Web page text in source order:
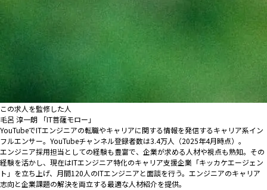
この求人を監修した人
毛呂 淳一朗 「IT菩薩モロー」
YouTubeでITエンジニアの転職やキャリアに関する情報を発信するキャリア系イン
フルエンサー。YouTubeチャンネル登録者数は3.4万人（2025年4月時点）。
エンジニア採用担当としての経験も豊富で、企業が求める人材や視点も熟知。その
経験を活かし、現在はITエンジニア特化のキャリア支援企業「キッカケエージェン
ト」を立ち上げ、月間120人のITエンジニアと面談を行う。エンジニアのキャリア
志向と企業課題の解決を両立する最適な人材紹介を提供。